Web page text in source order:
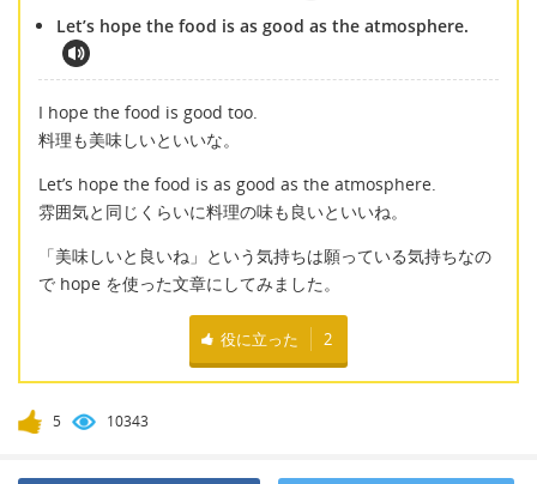
Let’s hope the food is as good as the atmosphere.
I hope the food is good too.
料理も美味しいといいな。
Let’s hope the food is as good as the atmosphere.
雰囲気と同じくらいに料理の味も良いといいね。
「美味しいと良いね」という気持ちは願っている気持ちなの
で hope を使った文章にしてみました。
役に立った 2
5 10343